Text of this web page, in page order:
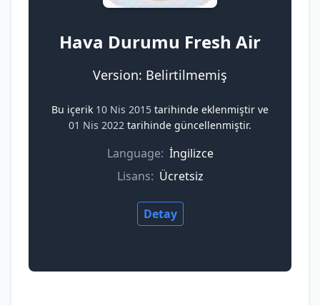
Hava Durumu Fresh Air
Version: Belirtilmemiş
Bu içerik 10 Nis 2015 tarihinde eklenmiştir ve
01 Nis 2022 tarihinde güncellenmiştir.
Language: İngilizce
Lisans: Ücretsiz
Detay